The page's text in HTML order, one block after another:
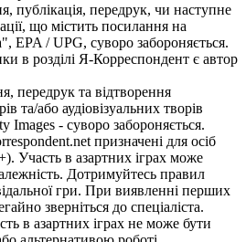
публікація, передрук, чи наступне
що містить посилання на
EPA / UPG, суворо забороняється.
в розділі Я-Корреспондент є автор
передрук та відтворення
та/або аудіовізуальних творів
Images - суворо забороняється.
призначені для осіб
Участь в азартних іграх може
Дотримуйтесь правил
гри. При виявленні перших
зверніться до спеціаліста.
в азартних іграх не може бути